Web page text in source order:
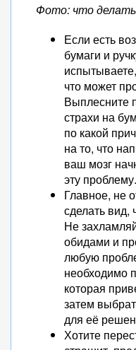
Фото: что
Если есть
бумаги и
что может
Выплесните
страхи на
по какой
на то, что
ваш мозг
эту проблему.
Главное, не
сделать вид,
Не
обидами и
любую
необходимо
которая
затем
для её
Хотите